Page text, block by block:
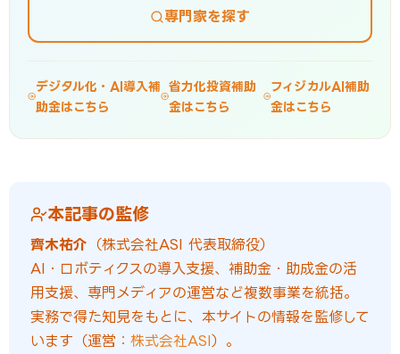
専門家を探す
デジタル化・AI導入補
助金はこちら
省力化投資補助
金はこちら
フィジカルAI補助
金はこちら
本記事の監修
齊木祐介 （株式会社ASI 代表取締役）
AI・ロボティクスの導入支援、補助金・助成金の活
用支援、専門メディアの運営など複数事業を統括。
実務で得た知見をもとに、本サイトの情報を監修して
います（運営： 株式会社ASI）。